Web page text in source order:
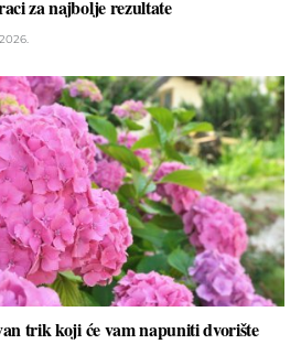
za najbolje rezultate
trik koji će vam napuniti dvorište